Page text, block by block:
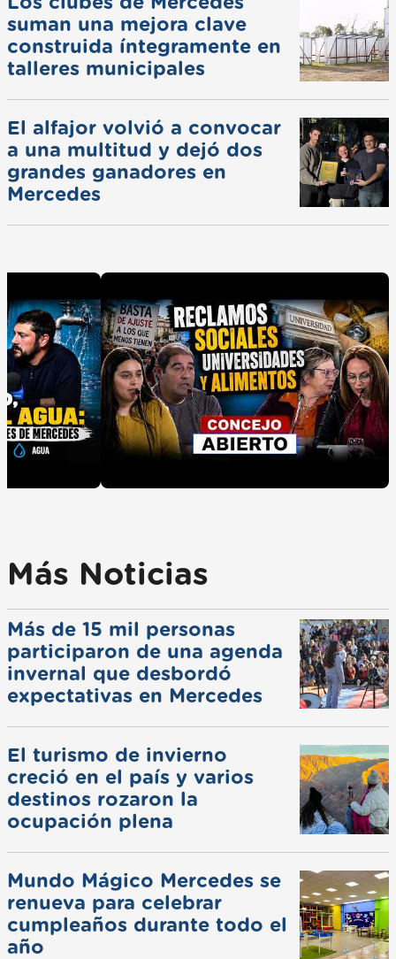
suman una mejora clave
construida íntegramente en
talleres municipales
El alfajor volvió a convocar
a una multitud y dejó dos
grandes ganadores en
Mercedes
Más Noticias
Más de 15 mil personas
participaron de una agenda
invernal que desbordó
expectativas en Mercedes
El turismo de invierno
creció en el país y varios
destinos rozaron la
ocupación plena
Mundo Mágico Mercedes se
renueva para celebrar
cumpleaños durante todo el
año